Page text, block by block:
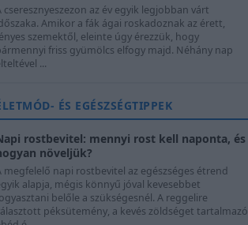
cseresznyeszezon az év egyik legjobban várt
Amikor a fák ágai roskadoznak az érett,
szemektől, eleinte úgy érezzük, hogy
friss gyümölcs elfogy majd. Néhány nap
...
ÉS EGÉSZSÉGTIPPEK
rostbevitel: mennyi rost kell naponta, és
növeljük?
megfelelő napi rostbevitel az egészséges étrend
alapja, mégis könnyű jóval kevesebbet
belőle a szükségesnél. A reggelire
péksütemény, a kevés zöldséget tartalmazó